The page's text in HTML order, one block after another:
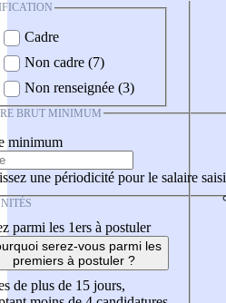
Cadre
Non cadre (7)
Non renseignée (3)
BRUT MINIMUM
minimum
une périodicité pour le salaire saisi
parmi les 1ers à postuler
serez-vous parmi les
premiers à postuler ?
de plus de 15 jours,